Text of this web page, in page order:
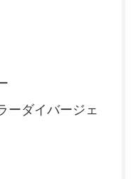
ーダイバージェ